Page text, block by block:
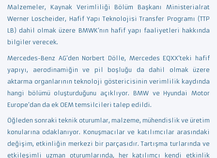
Malzemeler, Kaynak Verimliliği Bölüm Başkanı Ministerialrat
Werner Loscheider, Hafif Yapı Teknolojisi Transfer Programı (TTP
LB) dahil olmak üzere BMWK’nın hafif yapı faaliyetleri hakkında
bilgiler verecek.
Mercedes-Benz AG’den Norbert Dölle, Mercedes EQXX’teki hafif
yapıyı, aerodinamiğin ve pil boşluğu da dahil olmak üzere
aktarma organlarının teknoloji göstericisinin verimlilik kaydında
hangi bölümü oluşturduğunu açıklıyor. BMW ve Hyundai Motor
Europe’dan da ek OEM temsilcileri talep edildi.
Öğleden sonraki teknik oturumlar, malzeme, mühendislik ve üretim
konularına odaklanıyor. Konuşmacılar ve katılımcılar arasındaki
değişim, etkinliğin merkezi bir parçasıdır. Tartışma turlarında ve
etkileşimli uzman oturumlarında, her katılımcı kendi etkinlik